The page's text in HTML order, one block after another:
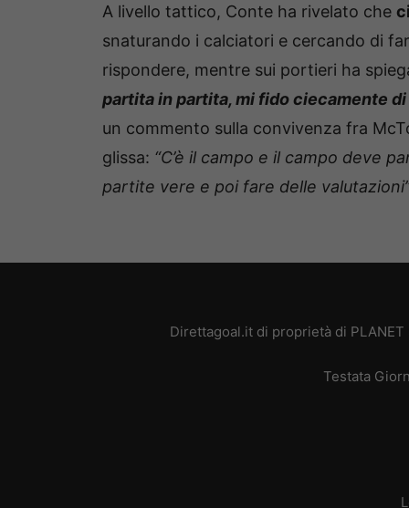
A livello tattico, Conte ha rivelato che
snaturando i calciatori e cercando di
rispondere, mentre sui portieri ha
partita in partita, mi fido ciecamente
un commento sulla convivenza fra
glissa: “C’è il campo e il campo deve
partite vere e poi fare delle
Direttagoal.it di proprietà di PLANET
Testata